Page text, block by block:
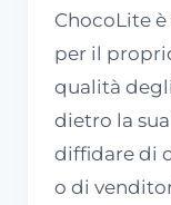
ChocoLite
per il
qualità
dietro la
diffidare di
o di